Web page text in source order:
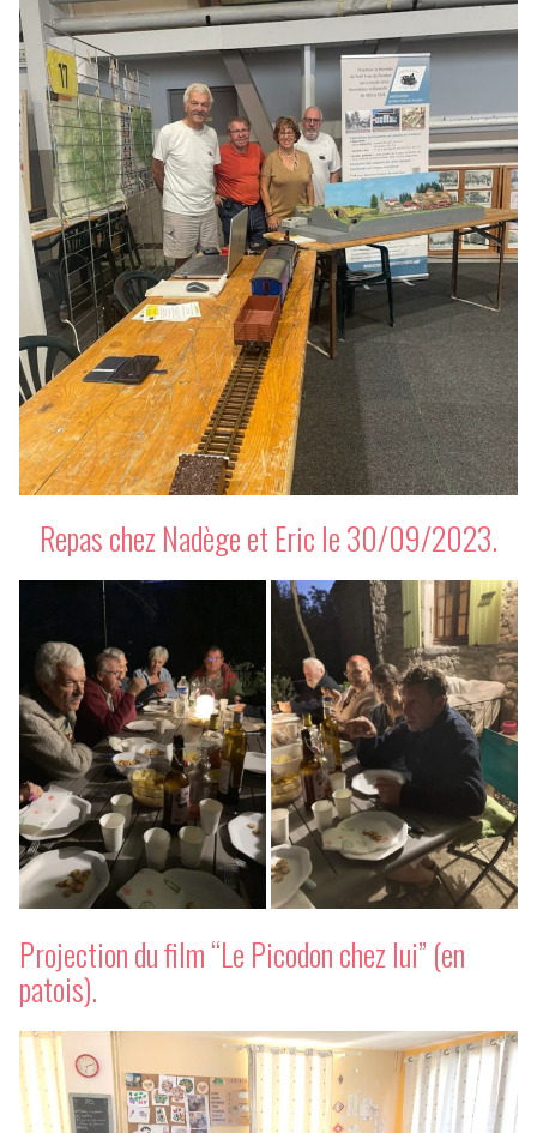
Repas chez Nadège et Eric le 30/09/2023.
Projection du film “Le Picodon chez lui” (en
patois).